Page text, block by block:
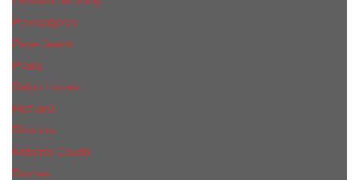
Penhaligon's
Pepe Jeans
Prada
Ralph Lauren
RicHarD
Rihanna
Roberto Cavalli
Rochas